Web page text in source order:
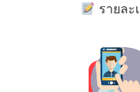
รายล